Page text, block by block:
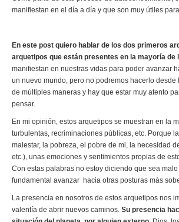
manifiestan en el día a día y que son muy útiles
En este post quiero hablar de los dos primeros
arquetipos que están presentes en la mayoría de
manifiestan en nuestras vidas para poder avanzar
un nuevo mundo, pero no podremos hacerlo
de múltiples maneras y hay que estar muy atento
pensar.
En mi opinión, estos arquetipos se muestran en la
turbulentas, recriminaciones públicas, etc. Porque
malestar, la pobreza, el pobre de mi, la necesidad
etc.), unas emociones y sentimientos propias de
Con estas palabras no estoy diciendo que sea
fundamental avanzar hacia otras posturas más
La presencia en nosotros de estos arquetipos nos
valentía de abrir nuevos caminos. Su presencia